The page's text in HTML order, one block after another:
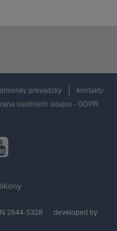
prevádzky
kontakty
osobných údajov - GDPR
2644-5328
developed by